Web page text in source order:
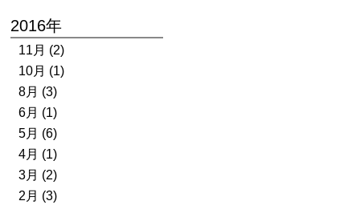
2016年
11月 (2)
10月 (1)
8月 (3)
6月 (1)
5月 (6)
4月 (1)
3月 (2)
2月 (3)